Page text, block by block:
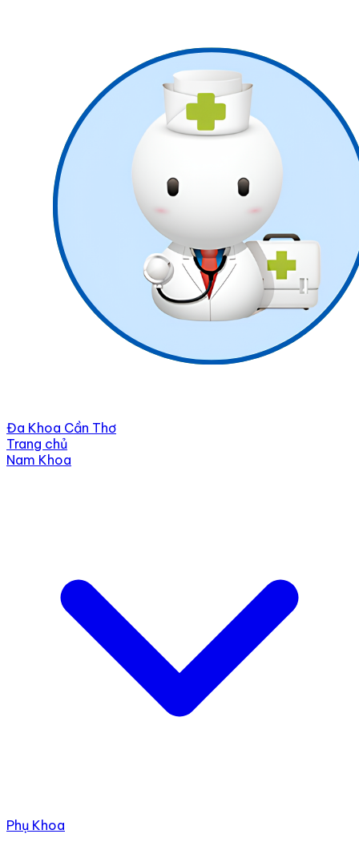
Đa Khoa Cần Thơ
Trang chủ
Nam Khoa
Phụ Khoa